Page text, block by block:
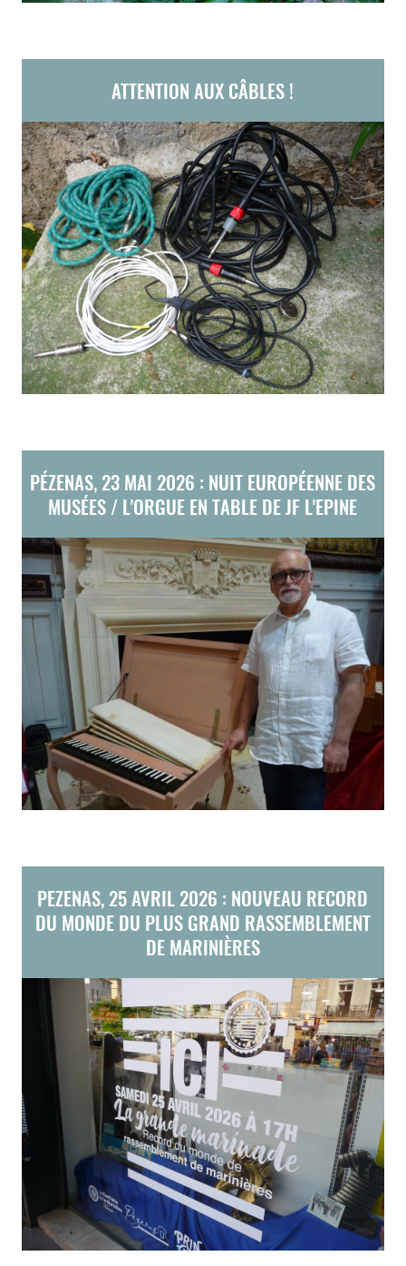
ATTENTION AUX CÂBLES !
PÉZENAS, 23 MAI 2026 : NUIT EUROPÉENNE DES
MUSÉES / L'ORGUE EN TABLE DE JF L'EPINE
PEZENAS, 25 AVRIL 2026 : NOUVEAU RECORD
DU MONDE DU PLUS GRAND RASSEMBLEMENT
DE MARINIÈRES